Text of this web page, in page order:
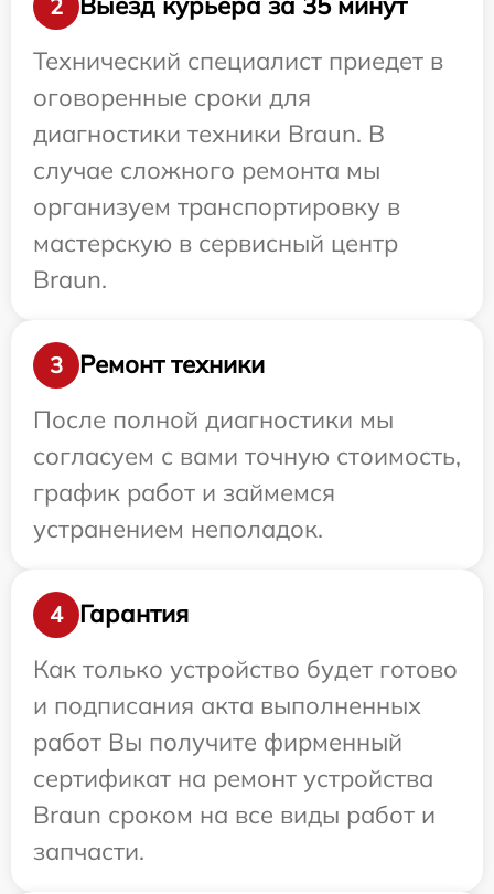
2
Технический специалист приедет в
оговоренные сроки для
диагностики техники Braun. В
случае сложного ремонта мы
организуем транспортировку в
мастерскую в сервисный центр
Braun.
3
Ремонт техники
После полной диагностики мы
согласуем с вами точную стоимость,
график работ и займемся
устранением неполадок.
4
Гарантия
Как только устройство будет готово
и подписания акта выполненных
работ Вы получите фирменный
сертификат на ремонт устройства
Braun сроком на все виды работ и
запчасти.